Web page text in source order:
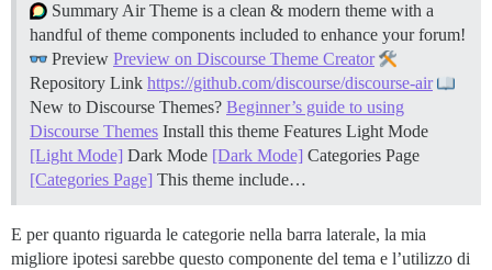
Summary Air Theme is a clean & modern theme with a
handful of theme components included to enhance your forum!
Preview Preview on Discourse Theme Creator
Repository Link https://github.com/discourse/discourse-air
New to Discourse Themes? Beginner’s guide to using
Discourse Themes Install this theme Features Light Mode
[Light Mode] Dark Mode [Dark Mode] Categories Page
[Categories Page] This theme include…
E per quanto riguarda le categorie nella barra laterale, la mia
migliore ipotesi sarebbe questo componente del tema e l’utilizzo di